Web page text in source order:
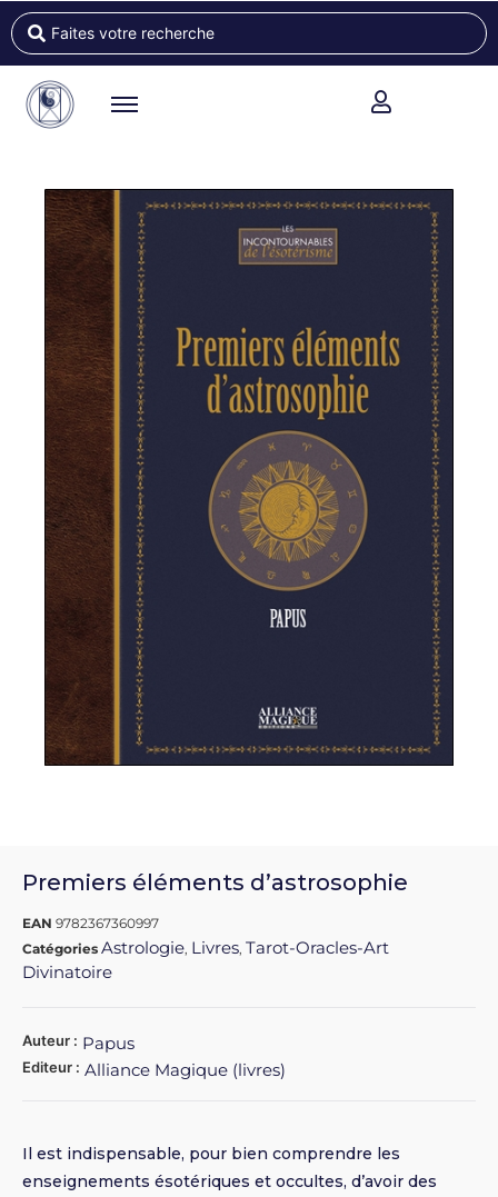
Premiers éléments d’astrosophie
EAN 9782367360997
Catégories Astrologie, Livres, Tarot-Oracles-Art
Divinatoire
Auteur : Papus
Editeur : Alliance Magique (livres)
Il est indispensable, pour bien comprendre les
enseignements ésotériques et occultes, d’avoir des